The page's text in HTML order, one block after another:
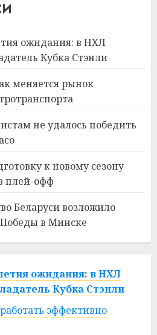
ожидания: в НХЛ
Кубка Стэнли
меняется рынок
не удалось победить
к новому сезону
плей-офф
Беларуси возложило
в Минске
ожидания: в НХЛ
Кубка Стэнли
эффективно